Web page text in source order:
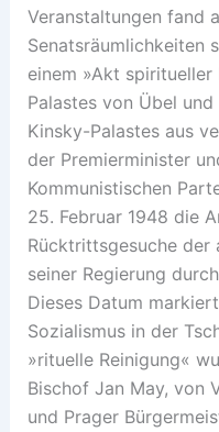
Veranstaltungen fand
Senatsräumlichkeiten
einem »Akt
Palastes von Übel
Kinsky-Palastes aus
der Premierminister
Kommunistischen
25. Februar 1948 die
Rücktrittsgesuche der
seiner Regierung
Dieses Datum
Sozialismus in der
»rituelle Reinigung«
Bischof Jan May, von
und Prager